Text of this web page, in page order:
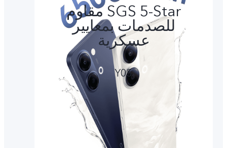
SGS 5-Star مقاوم
للصدمات بمعايير
عسكرية
Y05